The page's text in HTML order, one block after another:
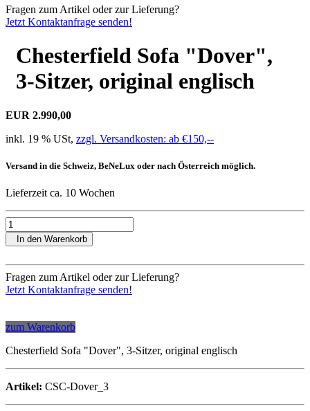
Fragen zum Artikel oder zur Lieferung?
Jetzt Kontaktanfrage senden!
Chesterfield Sofa "Dover",
3-Sitzer, original englisch
EUR 2.990,00
inkl. 19 % USt, zzgl. Versandkosten: ab €150,--
Versand in die Schweiz, BeNeLux oder nach Österreich möglich.
Lieferzeit ca. 10 Wochen
In den Warenkorb
Fragen zum Artikel oder zur Lieferung?
Jetzt Kontaktanfrage senden!
zum Warenkorb
Chesterfield Sofa "Dover", 3-Sitzer, original englisch
Artikel: CSC-Dover_3